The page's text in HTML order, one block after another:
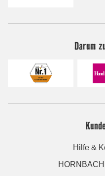
Darum
Hilfe &